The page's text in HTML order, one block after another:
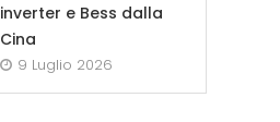
inverter e Bess dalla
Cina
9 Luglio 2026